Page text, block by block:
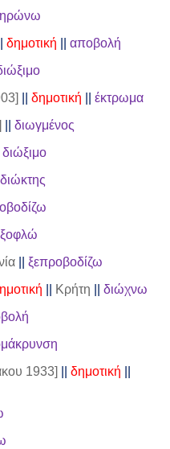
δημοτική
αποβολή
δημοτική
έκτρωμα
διωγμένος
διώξιμο
διώκτης
ξοφλώ
|| ξεπροβοδίζω
Κρήτη
διώχνω
1933]
δημοτική